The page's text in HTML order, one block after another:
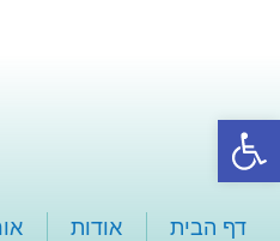
פתח סרגל נגישות
דף הבית אודות